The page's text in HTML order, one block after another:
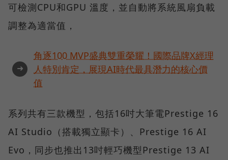
可檢測CPU和GPU 溫度，並自動將系統風扇負載
調整為適當值，
➜
角逐100 MVP盛典雙重榮耀！國際品牌X經理
人特別肯定，展現AI時代最具潛力的核心價
值
系列共有三款機型，包括16吋大筆電Prestige 16
AI Studio（搭載獨立顯卡）、Prestige 16 AI
Evo，同步也推出13吋輕巧機型Prestige 13 AI